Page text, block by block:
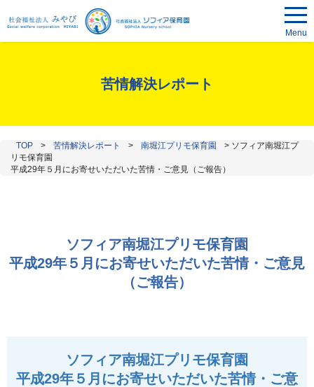
Menu
苦情解決レポート
TOP > 苦情解決レポート > 南堀江プリモ保育園 > ソフィア南堀江プ
リモ保育園
平成29年５月にお寄せいただいた苦情・ご意見（ご報告）
ソフィア南堀江プリモ保育園
平成29年５月にお寄せいただいた苦情・ご意見
（ご報告）
ソフィア南堀江プリモ保育園
平成29年５月にお寄せいただいた苦情・ご意